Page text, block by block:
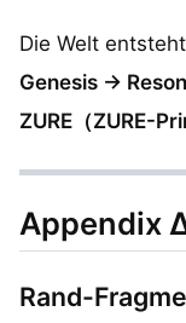
Die Welt
Genesis →
ZURE（ZURE-
Appendix
Rand-